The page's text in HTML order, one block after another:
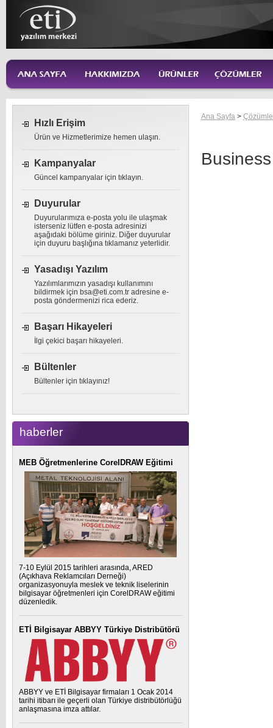
Ana Sayfa >
Hızlı Erişim
Ürün ve Hizmetlerimize hemen ulaşın.
Kampanyalar
Güncel kampanyalar için tıklayın.
Duyurular
Duyurularımıza e-posta yolu ile ulaşmak
isterseniz lütfen e-posta adresinizi
aşağıdaki bölüme giriniz. Diğer duyurular
için duyuru başlığına tıklamanız yeterlidir.
Yasadışı Yazılım
Yazılımlarımızın yasadışı kullanımını
bildirmek için bsa@eti.com.tr adresine e-
posta göndermenizi rica ederiz.
Başarı Hikayeleri
İlgi çekici başarı hikayeleri.
Bültenler
Bültenler için tıklayınız!
haberler
MEB Öğretmenlerine CorelDRAW Eğitimi
7-10 Eylül 2015 tarihleri arasında, ARED
(Açıkhava Reklamcıları Derneği)
organizasyonuyla meslek ve teknik liselerinin
bilgisayar öğretmenleri için CorelDRAW eğitimi
düzenledik.
ETİ Bilgisayar ABBYY Türkiye Distribütörü
ABBYY ve ETİ Bilgisayar firmaları 1 Ocak 2014
tarihi itibarı ile geçerli olan Türkiye distribütörlüğü
anlaşmasına imza attılar.